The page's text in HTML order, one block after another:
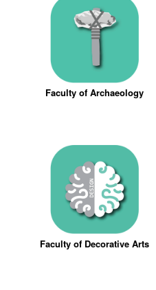
Faculty of Archaeology
Faculty of Decorative Arts